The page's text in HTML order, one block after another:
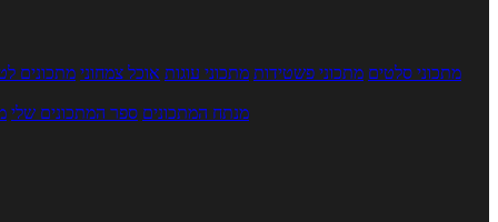
מתכוני סלטים מתכוני פשטידות מתכוני עוגות אוכל צמחוני מתכונים
מנתח המתכונים ספר המתכונים שלי